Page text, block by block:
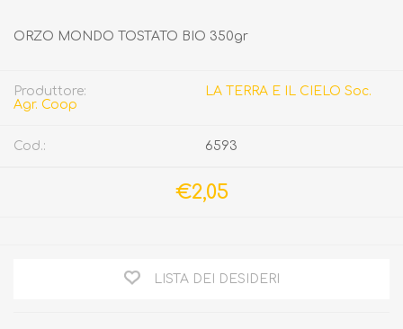
ORZO MONDO TOSTATO BIO 350gr
Produttore:
LA TERRA E IL CIELO Soc.
Agr. Coop
Cod.: 6593
€2,05
LISTA DEI DESIDERI